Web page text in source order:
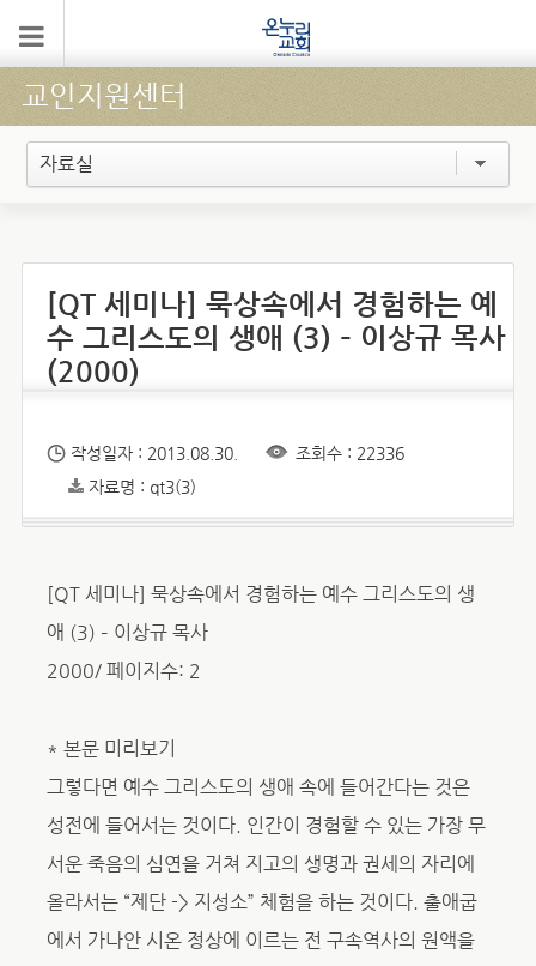
교인지원센터
자료실
[QT 세미나] 묵상속에서 경험하는 예
수 그리스도의 생애 (3) – 이상규 목사
(2000)
작성일자 : 2013.08.30.
조회수 : 22336
자료명 : qt3(3)
[QT 세미나] 묵상속에서 경험하는 예수 그리스도의 생
애 (3) – 이상규 목사
2000/ 페이지수: 2
* 본문 미리보기
그렇다면 예수 그리스도의 생애 속에 들어간다는 것은
성전에 들어서는 것이다. 인간이 경험할 수 있는 가장 무
서운 죽음의 심연을 거쳐 지고의 생명과 권세의 자리에
올라서는 “제단 -> 지성소” 체험을 하는 것이다. 출애굽
에서 가나안 시온 정상에 이르는 전 구속역사의 원액을